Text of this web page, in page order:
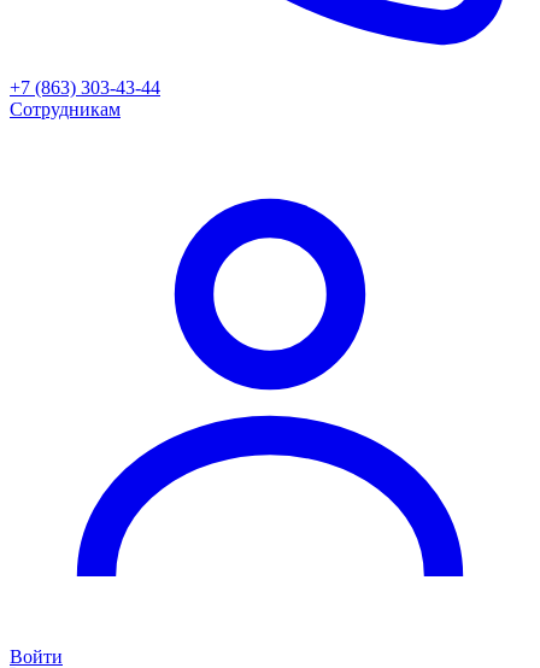
+7 (863) 303-43-44
Сотрудникам
Войти